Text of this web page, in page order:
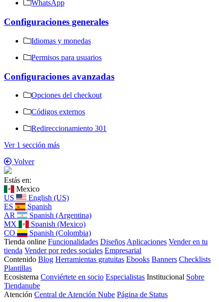
WhatsApp
Configuraciones generales
Idiomas y monedas
Permisos para usuarios
Configuraciones avanzadas
Opciones del checkout
Códigos externos
Redireccionamiento 301
Ver 1 sección más
Volver
Estás en:
Mexico
US
English (US)
ES
Spanish
AR
Spanish (Argentina)
MX
Spanish (Mexico)
CO
Spanish (Colombia)
Tienda online Funcionalidades Diseños Aplicaciones Vender en tu
tienda Vender por redes sociales Empresarial
Contenido Blog Herramientas gratuitas Ebooks Banners Checklists
Plantillas
Ecosistema Conviértete en socio Especialistas Institucional Sobre
Tiendanube
Atención Central de Atención Nube Página de Status